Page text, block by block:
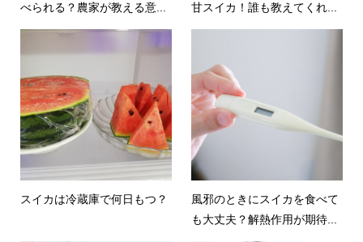
べられる？農家が教える意...
甘スイカ！誰も教えてくれ...
スイカは冷蔵庫で何日もつ？
風邪のときにスイカを食べて
も大丈夫？解熱作用が期待...